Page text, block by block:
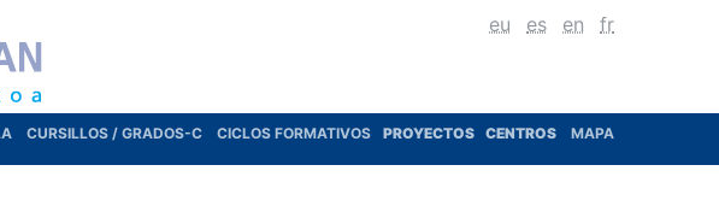
eu es en fr
CURSILLOS / GRADOS-C CICLOS FORMATIVOS PROYECTOS CENTROS MAPA